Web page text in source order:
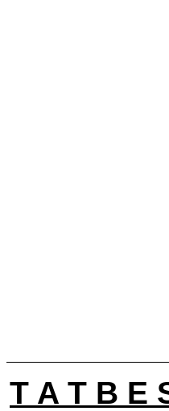
T A T B E